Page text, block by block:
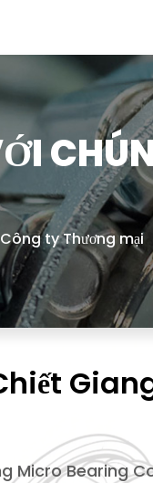
Công ty Thương mại
Micro Bearing